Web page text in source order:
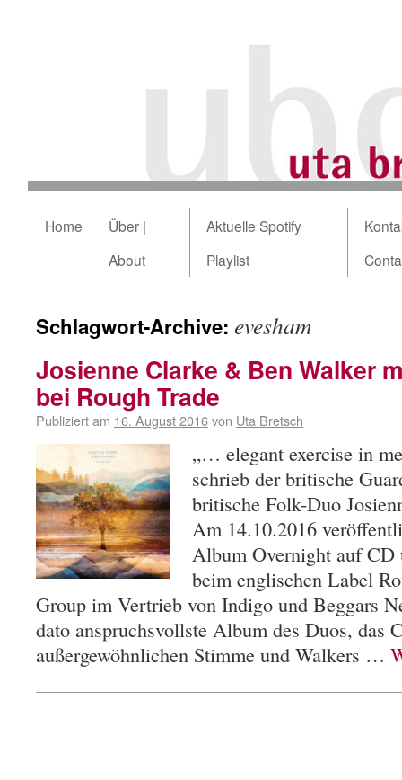
Home
Über |
About
Aktuelle Spotify
Playlist
Schlagwort-Archive: evesham
Josienne Clarke & Ben Walker
bei Rough Trade
Publiziert am 16. August 2016von Uta Bretsch
„… elegant exercise in
schrieb der britische
britische Folk-Duo
Am 14.10.2016
Album Overnight auf
beim englischen Label
Group im Vertrieb von Indigo und Beggars
dato anspruchsvollste Album des Duos, das
außergewöhnlichen Stimme und Walkers …